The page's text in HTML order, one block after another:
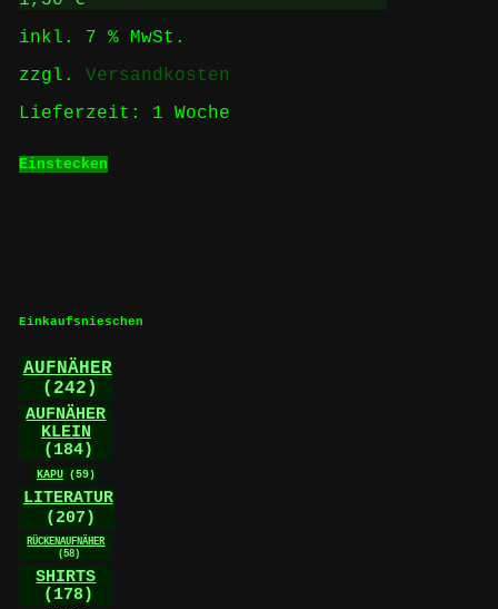
inkl. 7 % MwSt.
zzgl. Versandkosten
Lieferzeit: 1 Woche
Einstecken
Einkaufsnieschen
AUFNÄHER
(242)
AUFNÄHER
KLEIN
(184)
KAPU (59)
LITERATUR
(207)
RÜCKENAUFNÄHER
(58)
SHIRTS
(178)